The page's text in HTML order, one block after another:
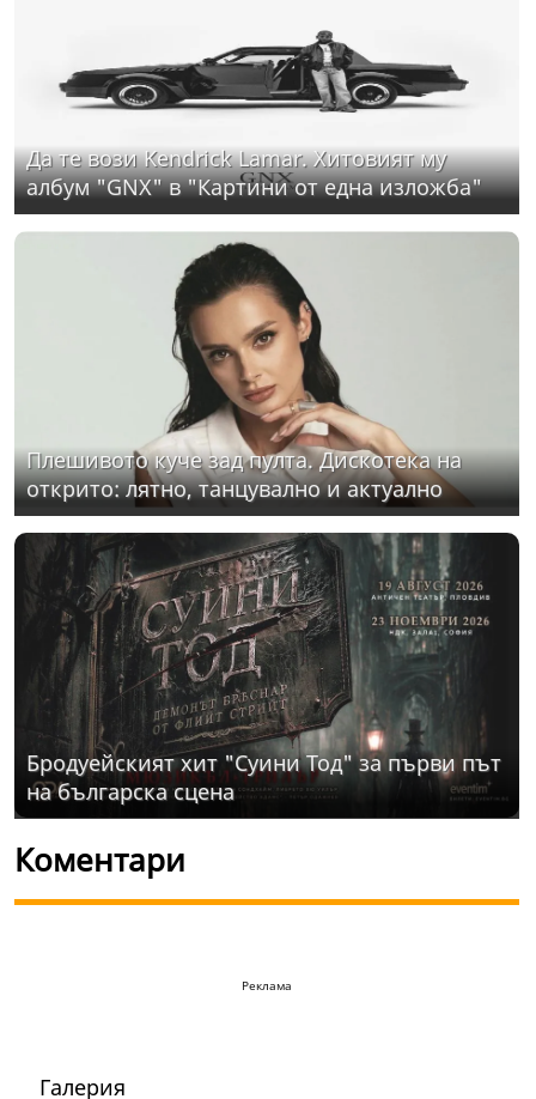
Да те вози Kendrick Lamar. Хитовият му
албум "GNX" в "Картини от една изложба"
Плешивото куче зад пулта. Дискотека на
открито: лятно, танцувално и актуално
Бродуейският хит "Суини Тод" за първи път
на българска сцена
Коментари
Реклама
Галерия